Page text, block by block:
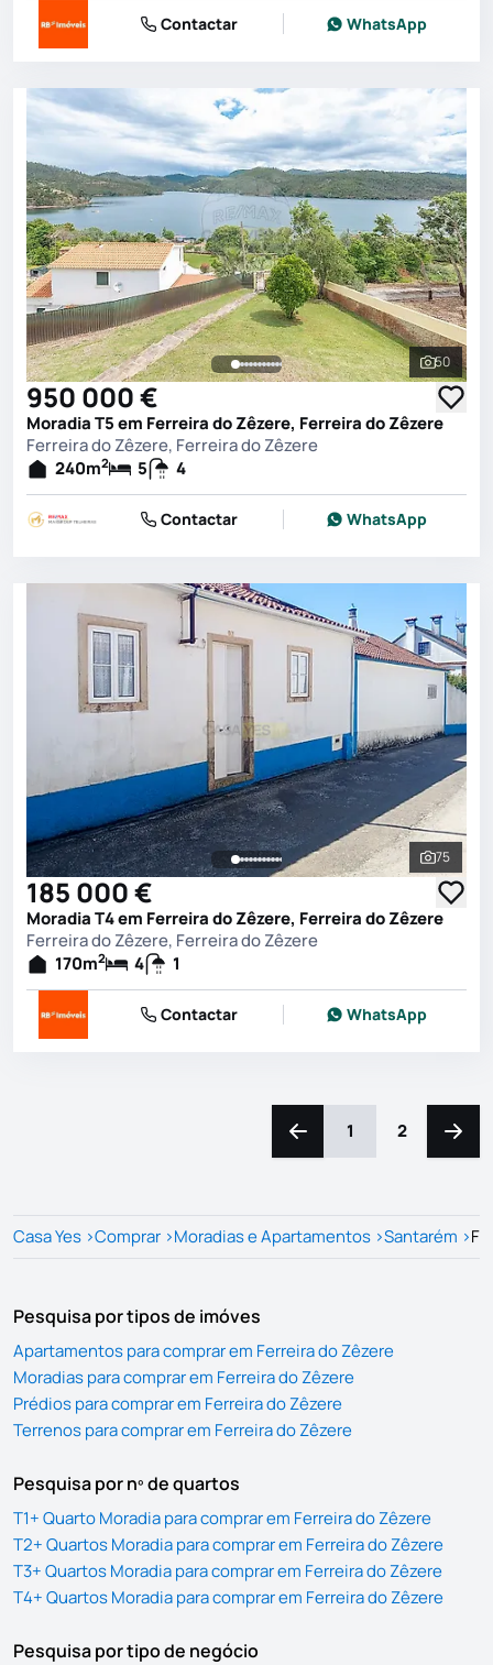
Contactar WhatsApp
Ver
50
950 000 €
Moradia T5 em Ferreira do Zêzere, Ferreira do Zêzere
Ferreira do Zêzere, Ferreira do Zêzere
240m2 5 4
Contactar WhatsApp
Ver
75
185 000 €
Moradia T4 em Ferreira do Zêzere, Ferreira do Zêzere
Ferreira do Zêzere, Ferreira do Zêzere
170m2 4 1
Contactar WhatsApp
Navegação para a esquerda
1 2
Casa Yes >Comprar >Moradias e Apartamentos >Santarém >
Pesquisa por tipos de imóves
Apartamentos para comprar em Ferreira do Zêzere
Moradias para comprar em Ferreira do Zêzere
Prédios para comprar em Ferreira do Zêzere
Terrenos para comprar em Ferreira do Zêzere
Pesquisa por nº de quartos
T1+ Quarto Moradia para comprar em Ferreira do Zêzere
T2+ Quartos Moradia para comprar em Ferreira do Zêzere
T3+ Quartos Moradia para comprar em Ferreira do Zêzere
T4+ Quartos Moradia para comprar em Ferreira do Zêzere
Pesquisa por tipo de negócio